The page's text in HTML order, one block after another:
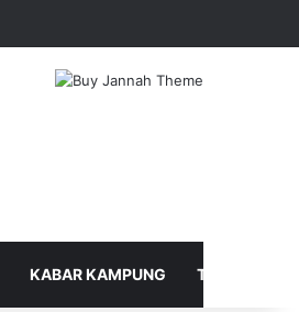
KABAR KAMPUNG TELUSUR